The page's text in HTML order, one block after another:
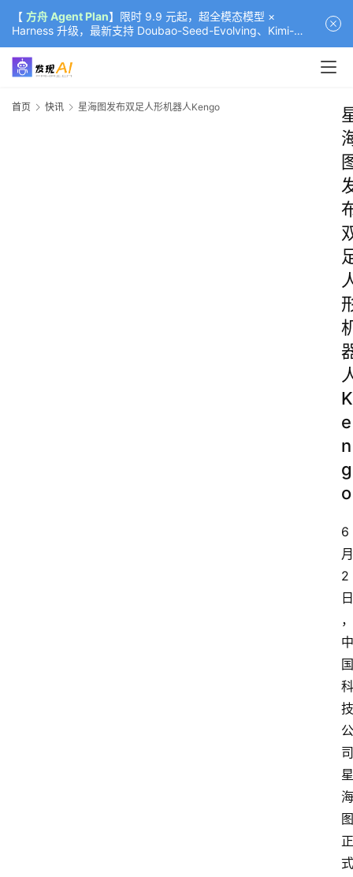
【 方舟 Agent Plan】限时 9.9 元起，超全模态模型 ×
Harness 升级，最新支持 Doubao-Seed-Evolving、Kimi-
K3（部分）、GLM-5.2
首页 快讯 星海图发布双足人形机器人Kengo
K
e
n
g
o
6
月
2
日
，
中
国
科
技
公
司
星
海
图
正
式